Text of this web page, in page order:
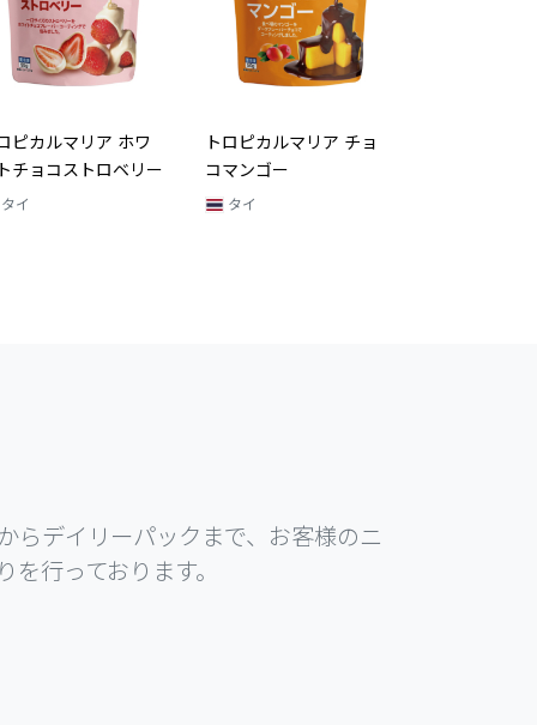
ピカルマリア ホワ
チョコストロベリー
タイ
トロピカルマリア チョ
コマンゴー
タイ
らデイリーパックまで、お客様のニ
行っております。